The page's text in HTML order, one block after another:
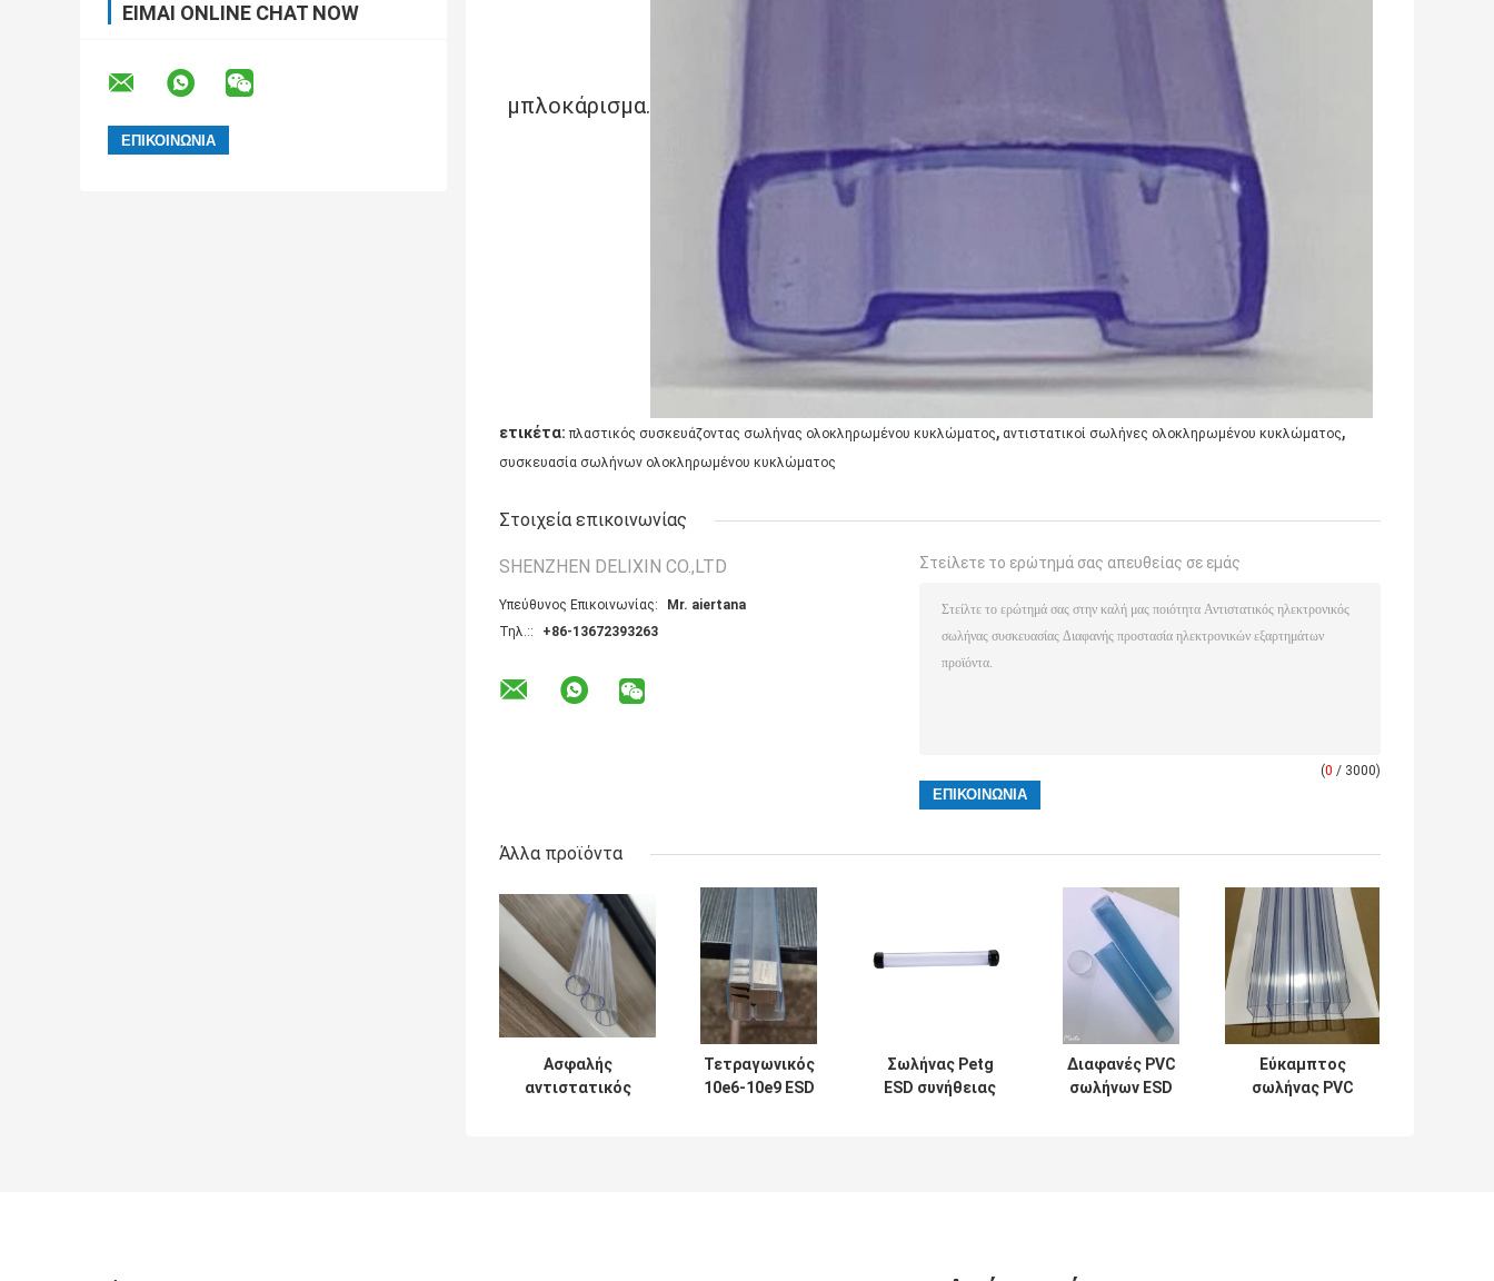
ΕΊΜΑΙ ONLINE CHAT NOW
μπλοκάρισμα.
ετικέτα: πλαστικός συσκευάζοντας σωλήνας ολοκληρωμένου κυκλώματος, αντιστατικοί σωλήνες ολοκληρωμένου κυκλώματος,
συσκευασία σωλήνων ολοκληρωμένου κυκλώματος
Στοιχεία επικοινωνίας
SHENZHEN DELIXIN CO.,LTD
Υπεύθυνος Επικοινωνίας:
Mr. aiertana
Τηλ.::
+86-13672393263
Στείλετε το ερώτημά σας απευθείας σε εμάς
(0 / 3000)
Άλλα προϊόντα
Ασφαλής
αντιστατικός
Τετραγωνικός
10e6-10e9 ESD
Σωλήνας Petg
ESD συνήθειας
Διαφανές PVC
σωλήνων ESD
Εύκαμπτος
σωλήνας PVC